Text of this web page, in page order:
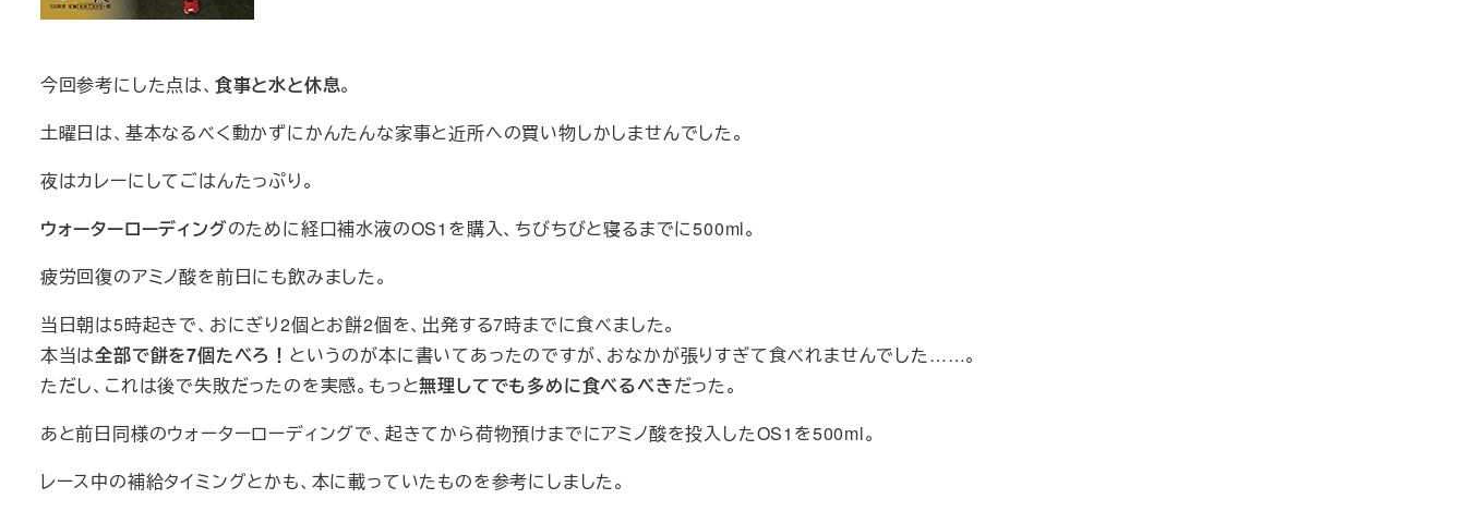
今回参考にした点は、 食事と水と休息。
土曜日は、基本なるべく動かずにかんたんな家事と近所への買い物しかしませんでした。
夜はカレーにしてごはんたっぷり。
ウォーターローディングのために経口補水液のOS1を購入、ちびちびと寝るまでに500ml。
疲労回復のアミノ酸を前日にも飲みました。
当日朝は5時起きで、おにぎり2個とお餅2個を、出発する7時までに食べました。
本当は全部で餅を7個たべろ！ というのが本に書いてあったのですが、おなかが張りすぎて食べれませんでした……。
ただし、これは後で失敗だったのを実感。もっと無理してでも多めに食べるべきだった。
あと前日同様のウォーターローディングで、起きてから荷物預けまでにアミノ酸を投入したOS1を500ml。
レース中の補給タイミングとかも、本に載っていたものを参考にしました。